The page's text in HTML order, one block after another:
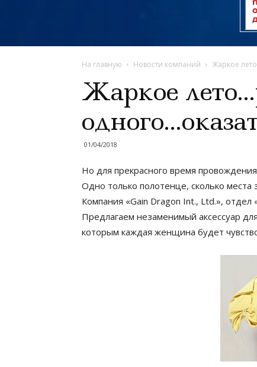
На главную Новости компаний Жаркое
Жаркое
01/04/2018
Но для прекрасного время
Одно только полотенце, сколько места
Компания «Gain Dragon Int., Ltd.»,
Предлагаем незаменимый аксессуар
которым каждая женщина будет